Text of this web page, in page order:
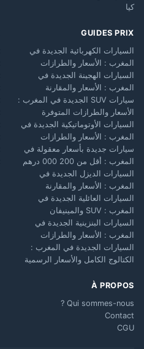
كيا
GUIDES PRIX
السيارات الكهربائية الجديدة في
المغرب : الأسعار والطرازات
السيارات الهجينة الجديدة في
المغرب : الأسعار والمقارنة
سيارات SUV الجديدة في المغرب :
الأسعار والطرازات المتوفرة
السيارات الأوتوماتيكية الجديدة في
المغرب : الأسعار والطرازات
سيارات جديدة بأسعار معقولة في
المغرب : أقل من 200 000 درهم
السيارات الديزل الجديدة في
المغرب : الأسعار والمقارنة
السيارات العائلية الجديدة في
المغرب : SUV والمينيفان
السيارات البنزينية الجديدة في
المغرب : الأسعار والطرازات
السيارات الجديدة في المغرب :
الكتالوج الكامل والأسعار الرسمية
À PROPOS
Qui sommes-nous ?
Contact
CGU